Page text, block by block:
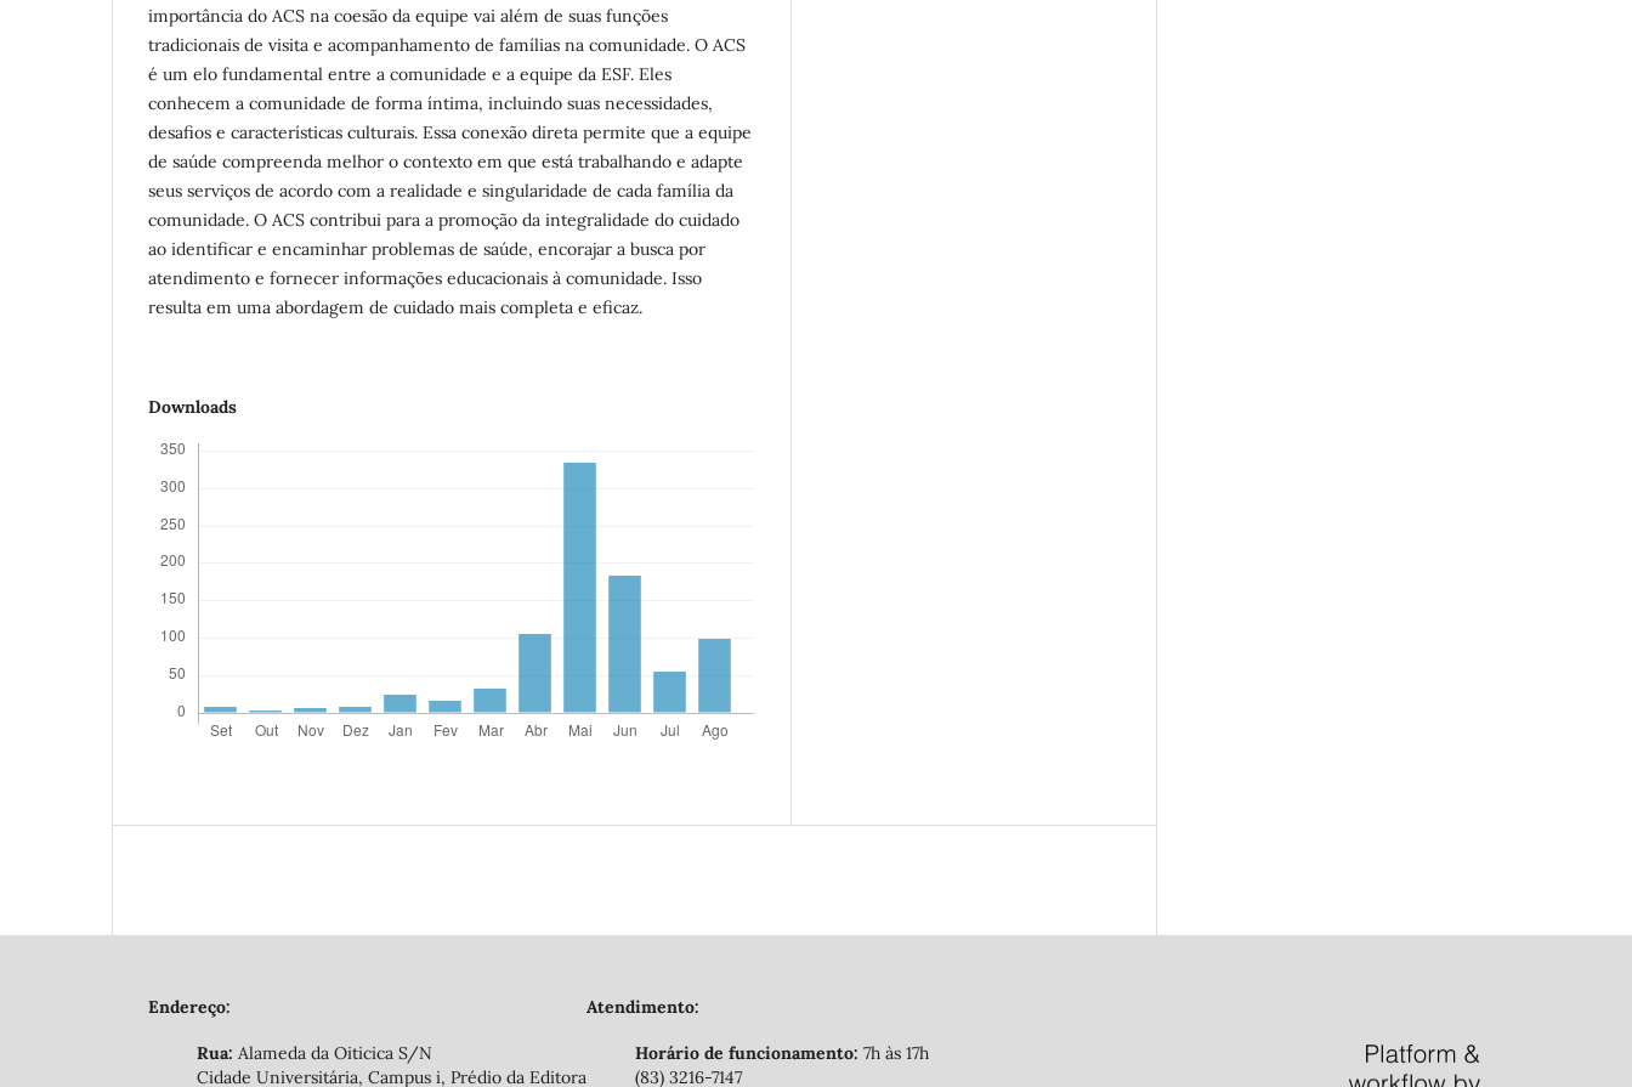
importância do ACS na coesão da equipe vai além de suas funções
tradicionais de visita e acompanhamento de famílias na comunidade. O ACS
é um elo fundamental entre a comunidade e a equipe da ESF. Eles
conhecem a comunidade de forma íntima, incluindo suas necessidades,
desafios e características culturais. Essa conexão direta permite que a equipe
de saúde compreenda melhor o contexto em que está trabalhando e adapte
seus serviços de acordo com a realidade e singularidade de cada família da
comunidade. O ACS contribui para a promoção da integralidade do cuidado
ao identificar e encaminhar problemas de saúde, encorajar a busca por
atendimento e fornecer informações educacionais à comunidade. Isso
resulta em uma abordagem de cuidado mais completa e eficaz.
Downloads
Endereço:
Rua: Alameda da Oiticica S/N
Cidade Universitária, Campus i, Prédio da Editora
Atendimento:
Horário de funcionamento: 7h às 17h
(83) 3216-7147